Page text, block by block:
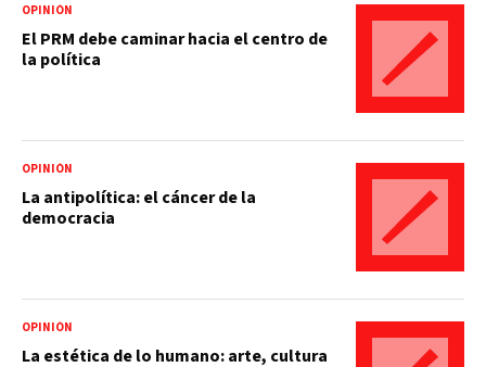
OPINIÓN
El PRM debe caminar hacia el centro de
la política
OPINIÓN
La antipolítica: el cáncer de la
democracia
OPINIÓN
La estética de lo humano: arte, cultura